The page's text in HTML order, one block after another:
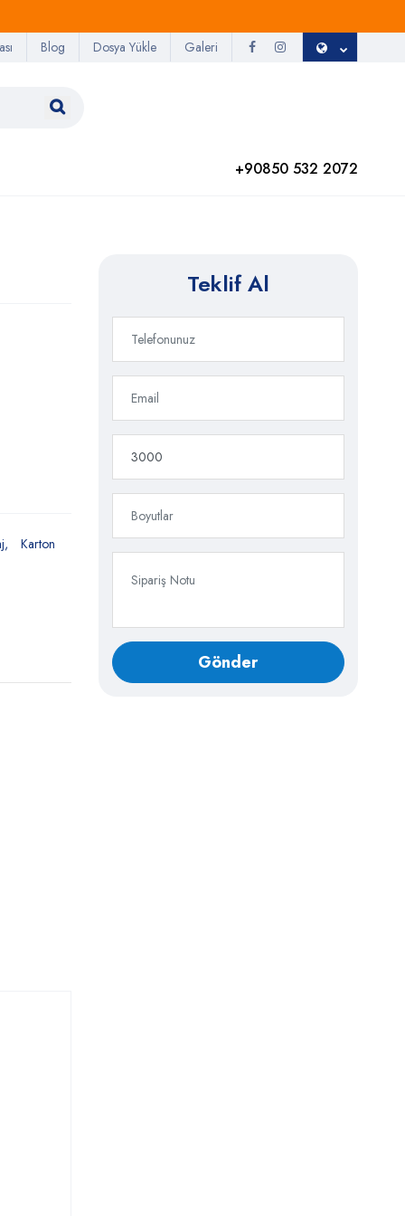
Blog Dosya Yükle Galeri
+90850 532 2072
Karton
Teklif Al